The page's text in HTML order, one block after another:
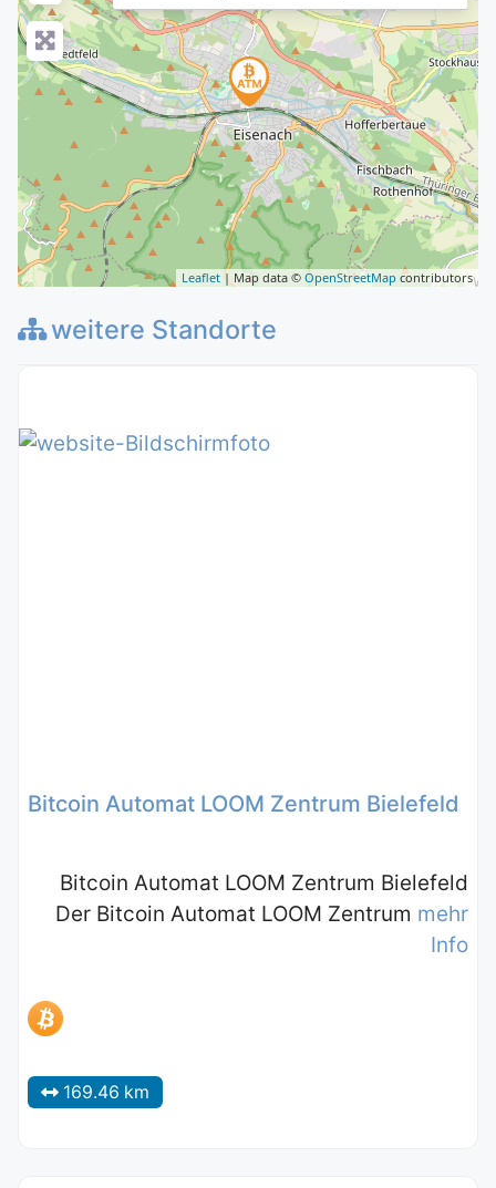
Leaflet | Map data © OpenStreetMap contributors
weitere Standorte
Bitcoin Automat LOOM Zentrum Bielefeld
Bitcoin Automat LOOM Zentrum Bielefeld
Der Bitcoin Automat LOOM Zentrum mehr
Info
169.46 km